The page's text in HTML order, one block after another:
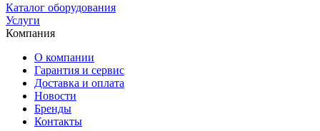
Каталог оборудования
Услуги
Компания
О компании
Гарантия и сервис
Доставка и оплата
Новости
Бренды
Контакты